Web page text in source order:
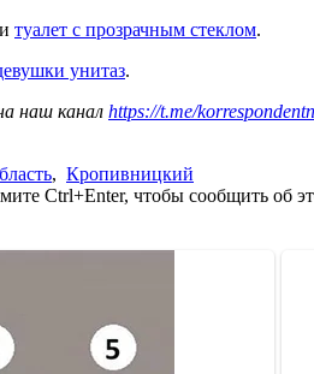
туалет с прозрачным стеклом.
унитаз.
наш канал https://t.me/
, Кропивницкий
Ctrl+Enter, чтобы сообщить об